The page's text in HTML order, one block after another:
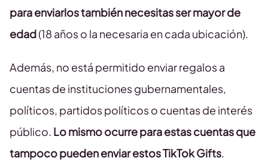
para enviarlos también necesitas ser mayor de
edad(18 años o la necesaria en cada ubicación).
Además, no está permitido enviar regalos a
cuentas de instituciones gubernamentales,
políticos, partidos políticos o cuentas de interés
público. Lo mismo ocurre para estas cuentas que
tampoco pueden enviar estos TikTok Gifts.